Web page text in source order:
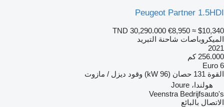
Peugeot Partner 1.5HDI
TND 30,290.000 €8,950 ≈ $10,340
الميكروباصات شاحنة التبريد
2021
256.000 كم
Euro 6
القوة 131 حصان (96 kW) وقود ديزل / مازوت
هولندا، Joure
Veenstra Bedrijfsauto's
الاتصال بالبائع